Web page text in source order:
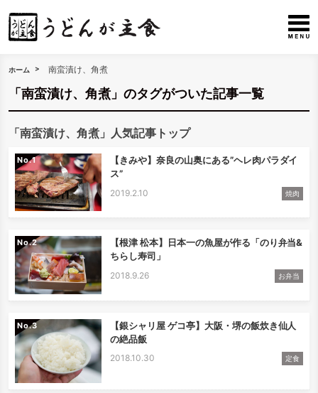
ホーム 南蛮漬け、角煮
「南蛮漬け、角煮」のタグがついた記事一覧
「南蛮漬け、角煮」人気記事トップ
No.
【きみや】奈良の山奥にある”ヘレ肉パラダイ
ス”
2019.2.10 焼肉
No.
【根津 松本】日本一の魚屋が作る「のり弁当&
ちらし寿司」
2018.9.26 お弁当
No.
【銀シャリ屋 ゲコ亭】大阪・堺の飯炊き仙人
の絶品飯
2018.10.30 定食